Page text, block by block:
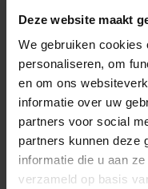
Deze website maakt
We gebruiken cookies
personaliseren, om
en om ons
informatie over uw
partners voor social
partners kunnen deze
informatie die u aan
verzameld op basis
CKEK: PBM's en
Europe
Arbeidsveiligheid
Dassy Europe